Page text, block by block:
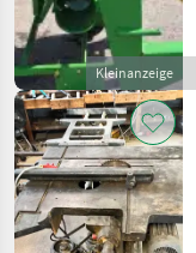
Kleinanzeige